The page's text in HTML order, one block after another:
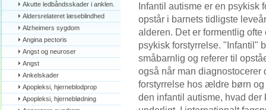
Akutte ledbåndsskader i anklen.
Aldersrelateret læseblindhed
Alzheimers sygdom
Angina pectoris
Angst og neuroser
Angst
Ankelskader
Apopleksi, hjerneblodprop
Apopleksi, hjerneblødning
Infantil autisme er en psykisk
opstår i barnets tidligste
alderen. Det er formentlig ofte
psykisk forstyrrelse. "Infantil"
småbarnlig og referer til
også når man diagnostocerer
forstyrrelse hos ældre børn
den infantil autisme, hvad der